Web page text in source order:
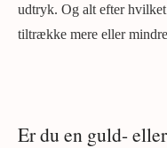
udtryk. Og alt efter
tiltrække mere eller
Er du en guld-